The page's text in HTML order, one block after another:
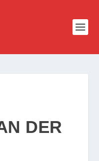
DER